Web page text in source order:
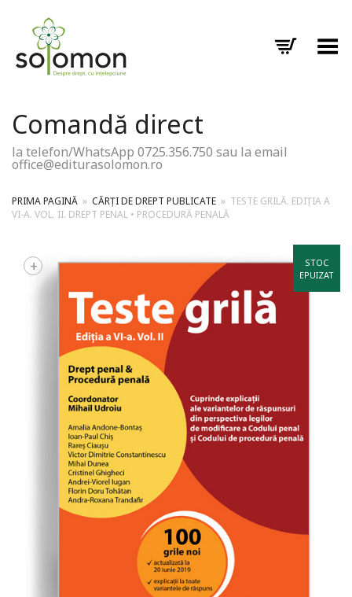
Toggle Menu
Comandă direct
la telefon/WhatsApp 0725.356.750 sau la email
office@editurasolomon.ro
PRIMA PAGINĂ » CĂRȚI DE DREPT PUBLICATE » TESTE GRILĂ. EDIȚIA A
VI-A. VOL. II. DREPT PENAL • PROCEDURĂ PENALĂ
STOC
EPUIZAT
+